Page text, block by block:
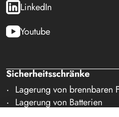
LinkedIn
Youtube
Sicherheitsschränke
Lagerung von brennbaren
Lagerung von Batterien